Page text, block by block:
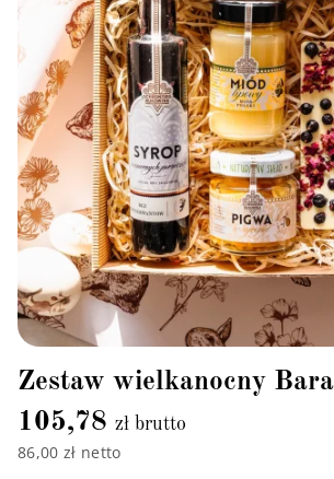
Zestaw wielkanocny
105,78 zł brutto
86,00 zł netto